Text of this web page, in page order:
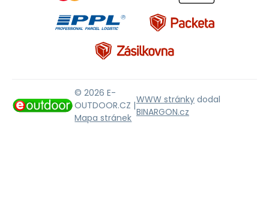
© 2026 E-
OUTDOOR.CZ |
Mapa stránek
WWW stránky dodal
BINARGON.cz